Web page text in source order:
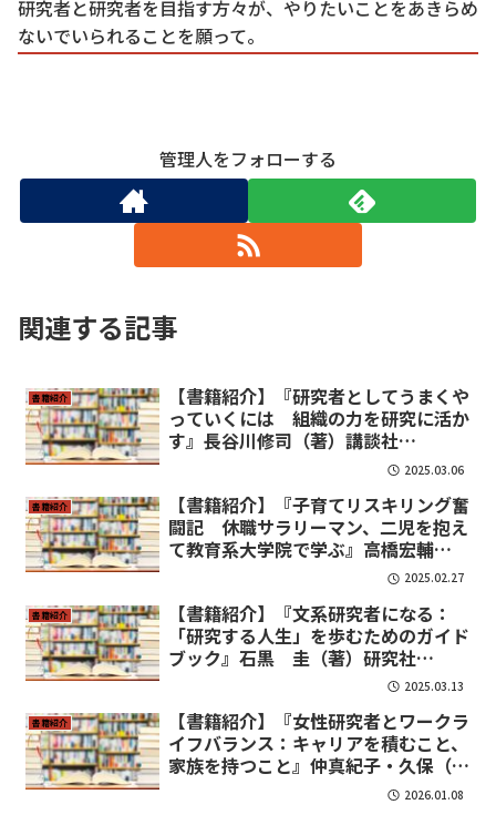
研究者と研究者を目指す方々が、やりたいことをあきらめ
ないでいられることを願って。
管理人をフォローする
関連する記事
書籍紹介
【書籍紹介】『研究者としてうまくや
っていくには 組織の力を研究に活か
す』長谷川修司（著）講談社
2025.03.06
書籍紹介
【書籍紹介】『子育てリスキリング奮
闘記 休職サラリーマン、二児を抱え
て教育系大学院で学ぶ』高橋宏輔
（著）ナカニシヤ出版（2023）2025.02.27
書籍紹介
【書籍紹介】『文系研究者になる：
「研究する人生」を歩むためのガイド
ブック』石黒 圭（著）研究社
2025.03.13
書籍紹介
【書籍紹介】『女性研究者とワークラ
イフバランス：キャリアを積むこと、
家族を持つこと』仲真紀子・久保（川
合）南海子（編）新曜社（2014）
2026.01.08